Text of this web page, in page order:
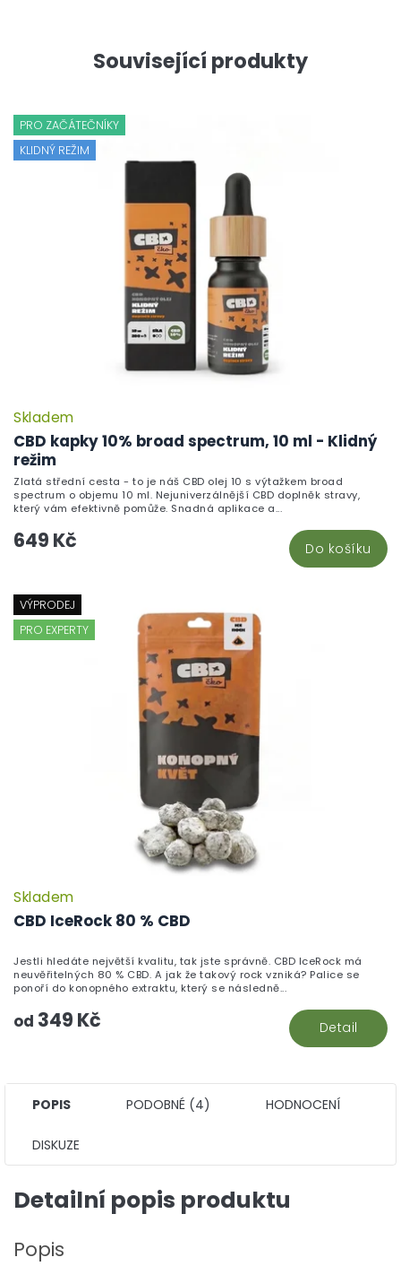
Související produkty
PRO ZAČÁTEČNÍKY
KLIDNÝ REŽIM
CBD kapky 10% broad spectrum, 10 ml - Klidný
režim
Skladem
649 Kč Do košíku
Zlatá střední cesta - to je náš CBD olej 10 s výtažkem broad
spectrum o objemu 10 ml. Nejuniverzálnější CBD doplněk stravy,
který vám efektivně pomůže. Snadná aplikace a...
VÝPRODEJ
PRO EXPERTY
CBD IceRock 80 % CBD
Skladem
od 349 Kč Detail
Jestli hledáte největší kvalitu, tak jste správně. CBD IceRock má
neuvěřitelných 80 % CBD. A jak že takový rock vzniká? Palice se
ponoří do konopného extraktu, který se následně...
POPIS PODOBNÉ (4) HODNOCENÍ
DISKUZE
Detailní popis produktu
Popis